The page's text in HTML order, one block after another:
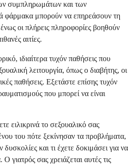
συμπληρωμάτων και των
μπορούν να επηρεάσουν τη
οι πλήρεις πληροφορίες βοηθούν
αιτίες.
ιδιαίτερα τυχόν παθήσεις που
λειτουργία, όπως ο διαβήτης, οι
παθήσεις. Εξετάστε επίσης τυχόν
που μπορεί να είναι
ειλικρινά το σεξουαλικό σας
του πότε ξεκίνησαν τα προβλήματα,
και τι έχετε δοκιμάσει για να
γιατρός σας χρειάζεται αυτές τις